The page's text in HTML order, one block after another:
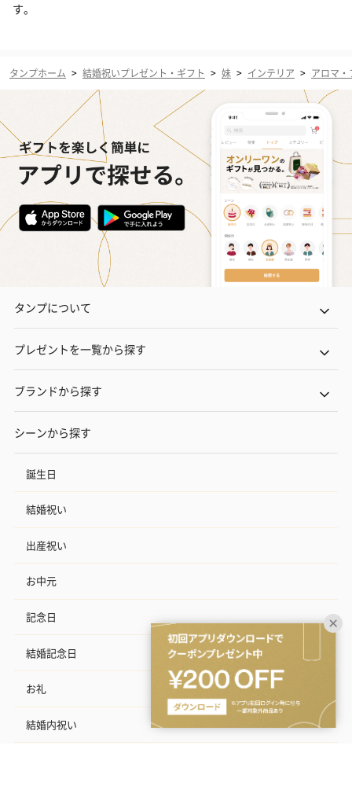
す。
タンプホーム > 結婚祝いプレゼント・ギフト > 妹 > インテリア > アロマ
タンプについて
プレゼントを一覧から探す
ブランドから探す
シーンから探す
誕生日
結婚祝い
出産祝い
お中元
記念日
結婚記念日
お礼
結婚内祝い